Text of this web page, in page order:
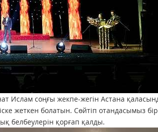
Ислам соңғы жекпе-жегін Астана
жеткен болатын. Сөйтіп отандасымыз
белбеулерін қорғап қалды.